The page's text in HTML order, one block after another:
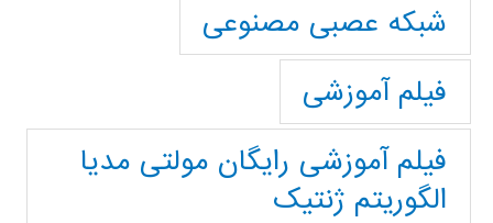
شبکه عصبی مصنوعی
فیلم آموزشی
فیلم آموزشی رایگان مولتی مدیا
الگوریتم ژنتیک